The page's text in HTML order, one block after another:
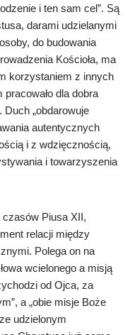
i ten sam cel”. Są
darami udzielanymi
do budowania
Kościoła, ma
korzystaniem z innych
dla dobra
Duch „obdarowuje
autentycznych
i z wdzięcznością,
i towarzyszenia
czasów Piusa XII,
relacji między
Polega on na
wcielonego a misją
od Ojca, za
a „obie misje Boże
udzielonym